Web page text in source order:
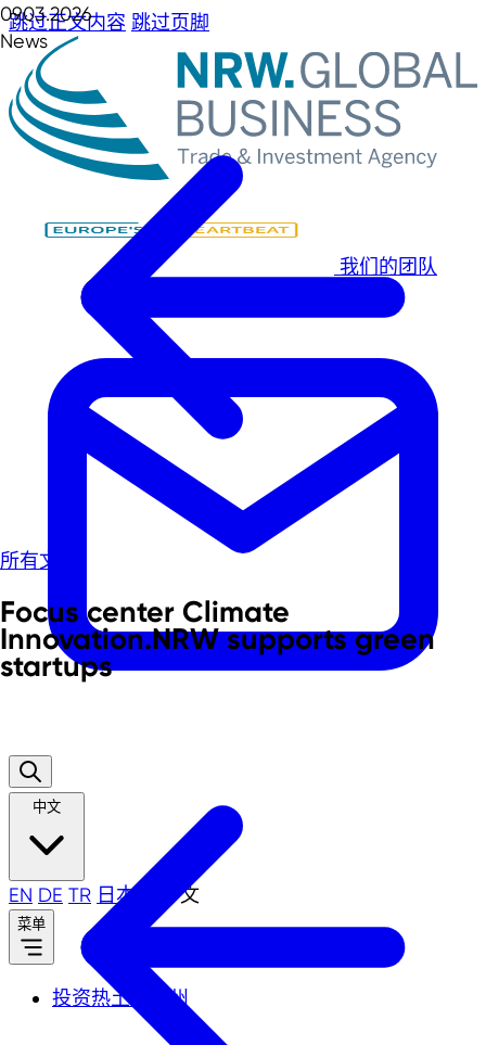
跳过正文内容 跳过页脚
我们的团队
中文
EN DE TR 日本語 中文
菜单
投资热土北威州
09.03.2026
News
所有文章
Focus center Climate
Innovation.NRW supports green
startups